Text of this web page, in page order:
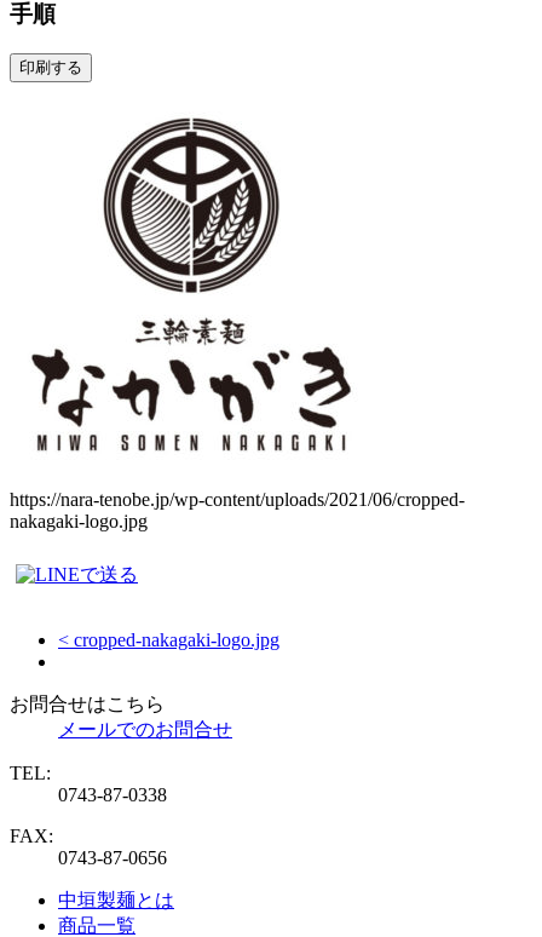
手順
https://nara-tenobe.jp/wp-content/uploads/2021/06/cropped-
nakagaki-logo.jpg
< cropped-nakagaki-logo.jpg
お問合せはこちら
メールでのお問合せ
TEL:
0743-87-0338
FAX:
0743-87-0656
中垣製麺とは
商品一覧